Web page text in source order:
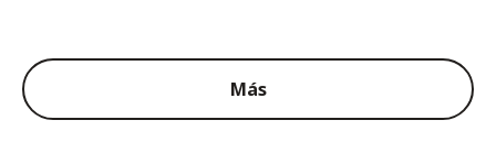
Más